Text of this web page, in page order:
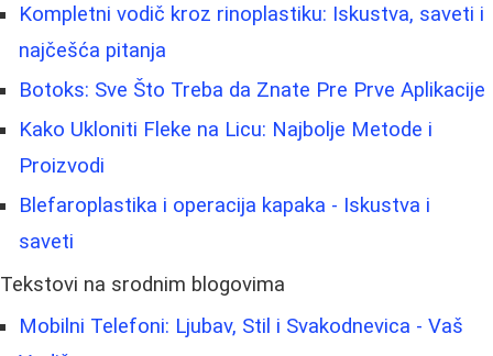
Kompletni vodič kroz rinoplastiku: Iskustva, saveti i
najčešća pitanja
Botoks: Sve Što Treba da Znate Pre Prve Aplikacije
Kako Ukloniti Fleke na Licu: Najbolje Metode i
Proizvodi
Blefaroplastika i operacija kapaka - Iskustva i
saveti
Tekstovi na srodnim blogovima
Mobilni Telefoni: Ljubav, Stil i Svakodnevica - Vaš